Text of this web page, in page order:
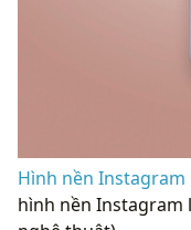
Hình nền Instagram
hình nền Instagram